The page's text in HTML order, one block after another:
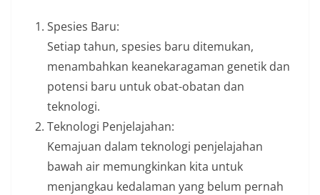
Spesies Baru:
Setiap tahun, spesies baru ditemukan,
menambahkan keanekaragaman genetik dan
potensi baru untuk obat-obatan dan
teknologi.
Teknologi Penjelajahan:
Kemajuan dalam teknologi penjelajahan
bawah air memungkinkan kita untuk
menjangkau kedalaman yang belum pernah